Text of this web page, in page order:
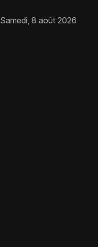
Samedi, 8 août 2026